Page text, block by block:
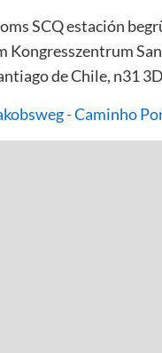
SCQ estación
Kongresszentrum
de Chile, n31
- Caminho